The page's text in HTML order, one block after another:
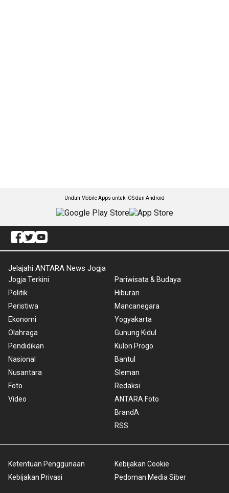
Unduh Mobile Apps untuk iOS dan Android
Jelajahi ANTARA News Jogja
Jogja Terkini
Politik
Peristiwa
Ekonomi
Olahraga
Pendidikan
Nasional
Nusantara
Foto
Video
Pariwisata & Budaya
Hiburan
Mancanegara
Yogyakarta
Gunung Kidul
Kulon Progo
Bantul
Sleman
Redaksi
ANTARA Foto
BrandA
RSS
Ketentuan Penggunaan
Kebijakan Privasi
Kebijakan Cookie
Pedoman Media Siber